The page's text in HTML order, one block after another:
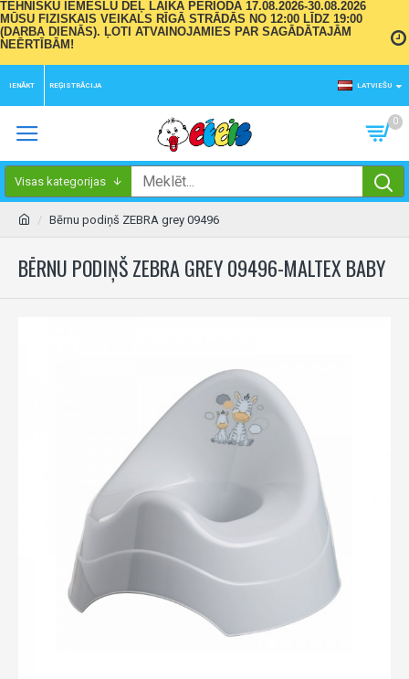
TEHNISKU IEMESLU DĒĻ LAIKA PERIODĀ 17.08.2026-30.08.2026
MŪSU FIZISKAIS VEIKALS RĪGĀ STRĀDĀS NO 12:00 LĪDZ 19:00
(DARBA DIENĀS). ĻOTI ATVAINOJAMIES PAR SAGĀDĀTAJĀM
NEĒRTĪBĀM!
IENĀKT REĢISTRĀCIJA LATVIEŠU
0
Visas kategorijas
Bērnu podiņš ZEBRA grey 09496
BĒRNU PODIŅŠ ZEBRA GREY 09496-MALTEX BABY